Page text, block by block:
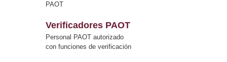
PAOT
Verificadores PAOT
Personal PAOT autorizado
con funciones de verificación